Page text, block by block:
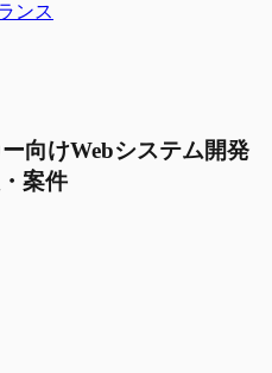
ンス
向けWebシステム開発
案件